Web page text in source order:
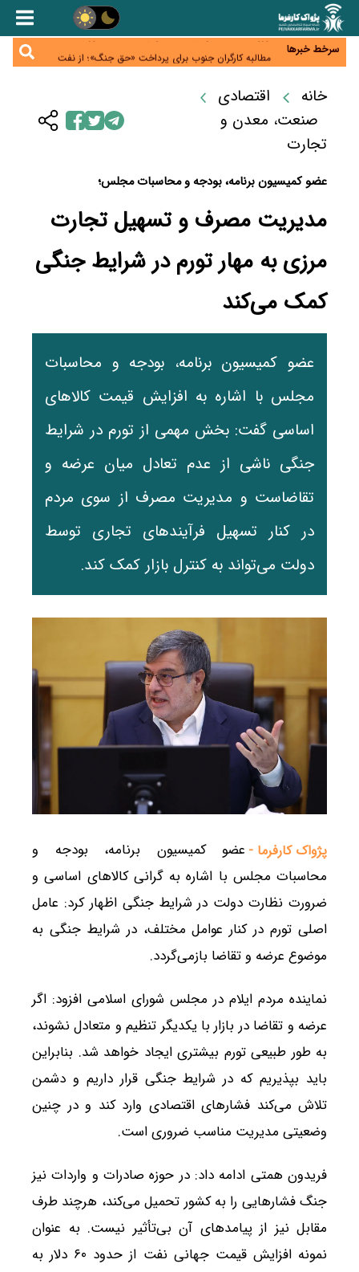
سرخط خبرها
ناترازی برق ۳۰ درصد کاهش یافت؛ وعده وزارت نیرو
ورود بخش خصوصی به حکمرانی اشتغال؛ «یاوران
پیشرفت» امسال گسترده‌تر می‌شود
مطالبه کارگران جنوب برای پرداخت «حق جنگ»؛ از نفت
و گاز تا شبکه برق
مسدود شد؛ بدهی یک میلیارد دلاری
درآمد کارگزاری‌ها چقدر است؟ کانون کارگزاران اعداد
منتشرشده در فضای مجازی را تکذیب کرد
خانه
اقتصادی
صنعت، معدن و
تجارت
عضو کمیسیون برنامه، بودجه و محاسبات مجلس؛
مدیریت مصرف و تسهیل تجارت
مرزی به مهار تورم در شرایط جنگی
کمک می‌کند
عضو کمیسیون برنامه، بودجه و محاسبات
مجلس با اشاره به افزایش قیمت کالاهای
اساسی گفت: بخش مهمی از تورم در شرایط
جنگی ناشی از عدم تعادل میان عرضه و
تقاضاست و مدیریت مصرف از سوی مردم
در کنار تسهیل فرآیندهای تجاری توسط
دولت می‌تواند به کنترل بازار کمک کند.
پژواک کارفرما - عضو کمیسیون برنامه، بودجه و
محاسبات مجلس با اشاره به گرانی کالاهای اساسی و
ضرورت نظارت دولت در شرایط جنگی اظهار کرد: عامل
اصلی تورم در کنار عوامل مختلف، در شرایط جنگی به
موضوع عرضه و تقاضا بازمی‌گردد.
نماینده مردم ایلام در مجلس شورای اسلامی افزود: اگر
عرضه و تقاضا در بازار با یکدیگر تنظیم و متعادل نشوند،
به طور طبیعی تورم بیشتری ایجاد خواهد شد. بنابراین
باید بپذیریم که در شرایط جنگی قرار داریم و دشمن
تلاش می‌کند فشارهای اقتصادی وارد کند و در چنین
وضعیتی مدیریت مناسب ضروری است.
فریدون همتی ادامه داد: در حوزه صادرات و واردات نیز
جنگ فشارهایی را به کشور تحمیل می‌کند، هرچند طرف
مقابل نیز از پیامدهای آن بی‌تأثیر نیست. به عنوان
نمونه افزایش قیمت جهانی نفت از حدود ۶۰ دلار به